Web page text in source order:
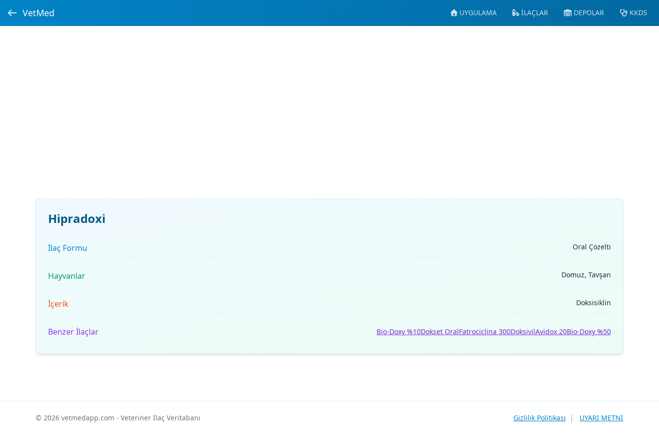
VetMed UYGULAMA İLAÇLAR DEPOLAR KKDS
Hipradoxi
İlaç Formu Oral Çözelti
Hayvanlar Domuz, Tavşan
İçerik Doksisiklin
Benzer İlaçlar Bio-Doxy %10Dokset OralFatrociclina 300DoksivilAvidox 20Bio-Doxy %50
© 2026 vetmedapp.com - Veteriner İlaç Veritabanı Gizlilik Politikası | UYARI METNİ